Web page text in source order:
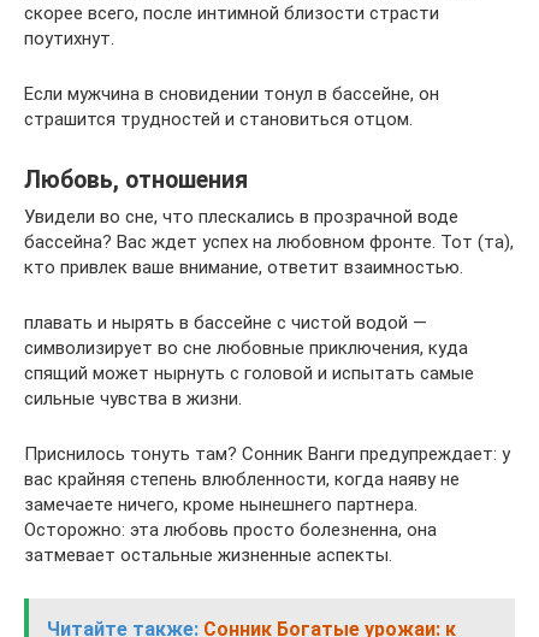
скорее всего, после интимной близости страсти
поутихнут.
Если мужчина в сновидении тонул в бассейне, он
страшится трудностей и становиться отцом.
Любовь, отношения
Увидели во сне, что плескались в прозрачной воде
бассейна? Вас ждет успех на любовном фронте. Тот (та),
кто привлек ваше внимание, ответит взаимностью.
плавать и нырять в бассейне с чистой водой —
символизирует во сне любовные приключения, куда
спящий может нырнуть с головой и испытать самые
сильные чувства в жизни.
Приснилось тонуть там? Сонник Ванги предупреждает: у
вас крайняя степень влюбленности, когда наяву не
замечаете ничего, кроме нынешнего партнера.
Осторожно: эта любовь просто болезненна, она
затмевает остальные жизненные аспекты.
Читайте также: Сонник Богатые урожаи: к